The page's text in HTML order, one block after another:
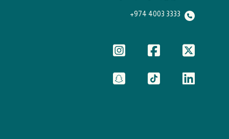
3333 4003 974+